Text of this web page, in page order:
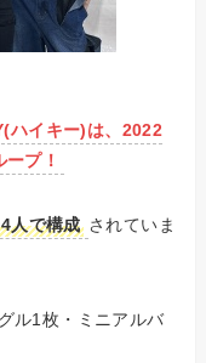
ハイキー)は、2022
プ！
人で構成 されていま
ル1枚・ミニアルバ